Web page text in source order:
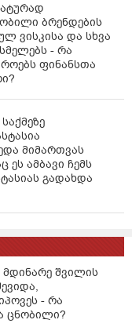
ბრენდების
ვისკისა და სხვა
- რა
ფინანსთა
მიმართვას
ეს ამბავი ჩემს
გადახდა
შვილის
- რა
ცნობილი?